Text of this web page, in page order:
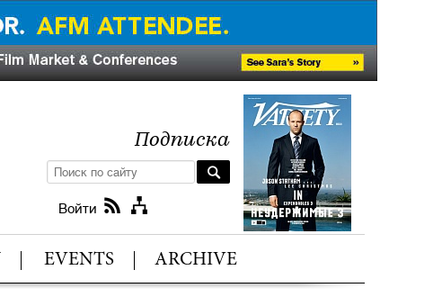
Подписка
Войти
EVENTS ARCHIVE